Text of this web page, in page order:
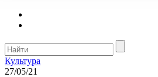
Культура
27/05/21